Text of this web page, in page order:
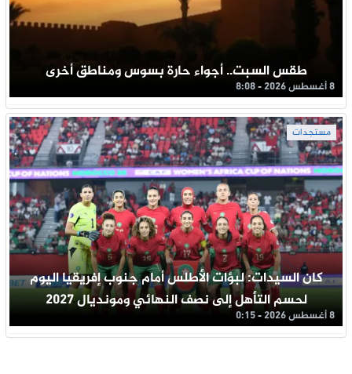
طقس السبت.. أجواء حارة بسوس ومناطق أخرى
8 أغسطس 2026 - 8:08
مستجدات
كان السيدات: لبؤات الأطلس أمام جنوب إفريقيا اليوم
لحسم التأهل إلى نصف النهائي ومونديال 2027
8 أغسطس 2026 - 0:15